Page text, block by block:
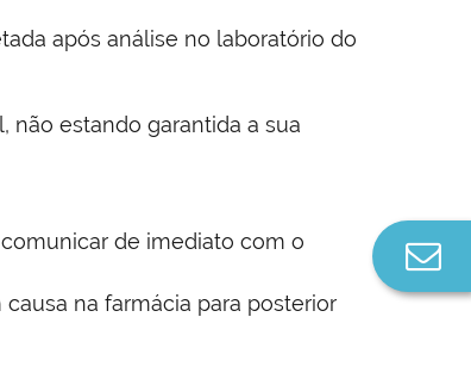
após análise no laboratório do
não estando garantida a sua
de imediato com o
na farmácia para posterior